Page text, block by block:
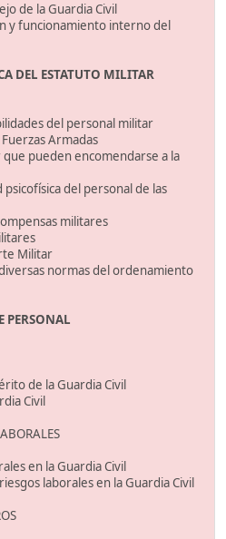
de la Guardia Civil
y funcionamiento interno del
DEL ESTATUTO MILITAR
del personal militar
Armadas
pueden encomendarse a la
del personal de las
militares
Militar
normas del ordenamiento
PERSONAL
de la Guardia Civil
Civil
en la Guardia Civil
laborales en la Guardia Civil